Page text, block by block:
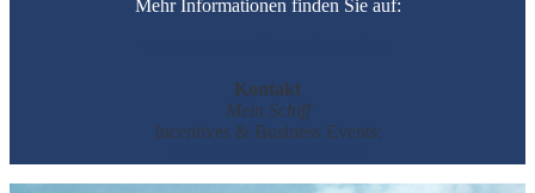
Mehr Informationen finden Sie auf:
Kontakt
Mein Schiff
Incentives & Business Events: